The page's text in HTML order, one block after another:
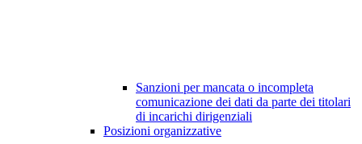
Sanzioni per mancata o incompleta
comunicazione dei dati da parte dei titolari
di incarichi dirigenziali
Posizioni organizzative